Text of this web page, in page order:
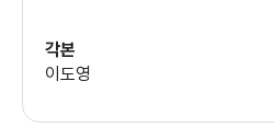
각본
이도영